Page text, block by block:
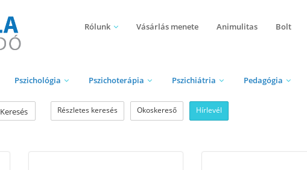
Rólunk Vásárlás menete Animulitas Bolt
Pszichológia Pszichoterápia Pszichiátria Pedagógia
Keresés Részletes keresés Okoskereső Hírlevél